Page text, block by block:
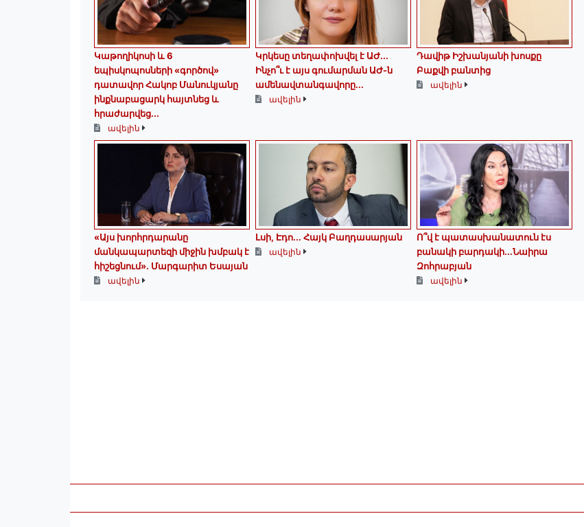
️Կաթողիկոսի և 6
եպիսկոպոսների «գործով»
դատավոր Հակոբ Մանուկյանը
ինքնաբացարկ հայտնեց և
հրաժարվեց...
ավելին
Կրկեսը տեղափոխվել է ԱԺ...
Ինչո՞ւ է այս գումարման ԱԺ-ն
ամենավտանգավորը...
ավելին
Դավիթ Իշխանյանի խոսքը
Բաքվի բանտից
ավելին
«Այս խորհրդարանը
մանկապարտեզի միջին խմբակ է
հիշեցնում»․ Մարգարիտ Եսայան
ավելին
Լսի, Էդո․․․ Հայկ Բաղդասարյան
ավելին
Ո՞վ է պատասխանատուն էս
բանակի բարդակի․․․Նաիրա
Զոհրաբյան
ավելին